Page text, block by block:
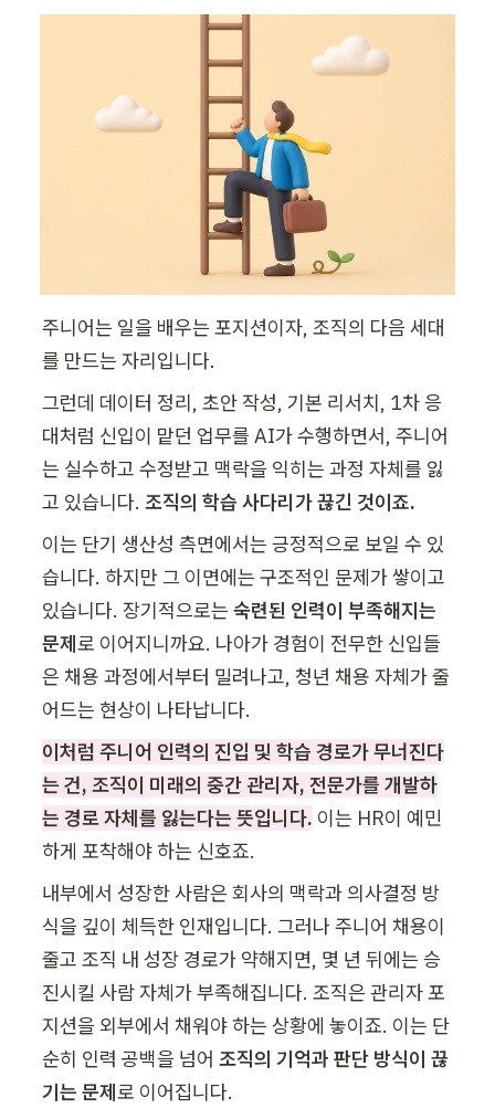
주니어는 일을 배우는 포지션이자, 조직의 다음 세대
를 만드는 자리입니다.
그런데 데이터 정리, 초안 작성, 기본 리서치, 1차 응
대처럼 신입이 맡던 업무를 AI가 수행하면서, 주니어
는 실수하고 수정받고 맥락을 익히는 과정 자체를 잃
고 있습니다. 조직의 학습 사다리가 끊긴 것이죠.
이는 단기 생산성 측면에서는 긍정적으로 보일 수 있
습니다. 하지만 그 이면에는 구조적인 문제가 쌓이고
있습니다. 장기적으로는 숙련된 인력이 부족해지는
문제로 이어지니까요. 나아가 경험이 전무한 신입들
은 채용 과정에서부터 밀려나고, 청년 채용 자체가 줄
어드는 현상이 나타납니다.
이처럼 주니어 인력의 진입 및 학습 경로가 무너진다
는 건, 조직이 미래의 중간 관리자, 전문가를 개발하
는 경로 자체를 잃는다는 뜻입니다. 이는 HR이 예민
하게 포착해야 하는 신호죠.
내부에서 성장한 사람은 회사의 맥락과 의사결정 방
식을 깊이 체득한 인재입니다. 그러나 주니어 채용이
줄고 조직 내 성장 경로가 약해지면, 몇 년 뒤에는 승
진시킬 사람 자체가 부족해집니다. 조직은 관리자 포
지션을 외부에서 채워야 하는 상황에 놓이죠. 이는 단
순히 인력 공백을 넘어 조직의 기억과 판단 방식이 끊
기는 문제로 이어집니다.